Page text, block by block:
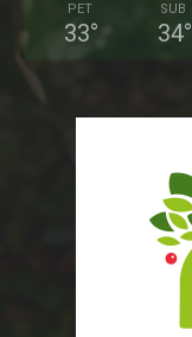
PET
33°
SUB
34°